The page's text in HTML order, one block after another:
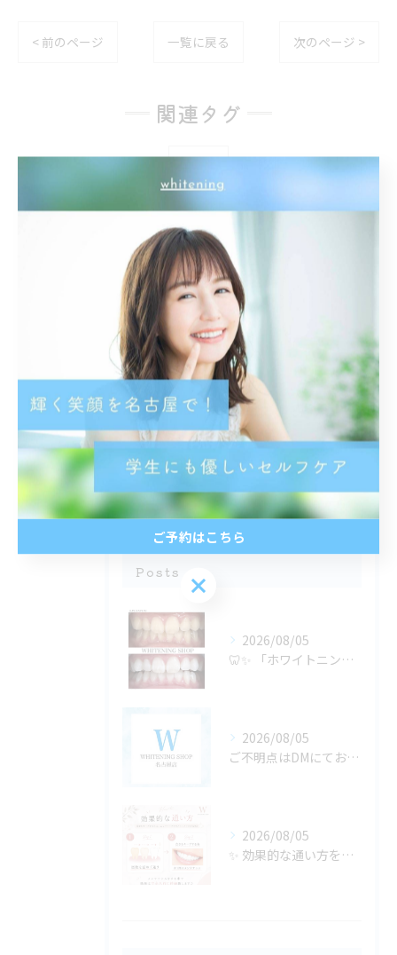
< 前のページ 一覧に戻る 次のページ >
関連タグ
#名古屋
カテゴリー
全てのカテゴリー
トーンアップ
都度払い
分割払い
半個室
学生
最近の投稿
Posts
2026/08/05
🦷✨ 「ホワイトニングは若い人がするもの」だと思っていません...
2026/08/05
ご不明点はDMにてお気軽にお問い合わせください✨🩷
2026/08/05
✨ 効果的な通い方をご紹介🦷🤍
ご予約はこちら
ご予約はこちら